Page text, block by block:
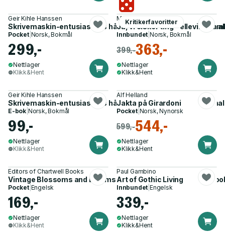
Geir Kihle Hanssen
Skrivemaskin-entusiastens håndbok - en introduksjon til
Pocket| Norsk, Bokmål
299,-
Nettlager
Klikk&Hent
Kritikerfavoritter
Miriam Høvik
Ja, vi elsker ting - elleville
Innbundet |Norsk, Bokmål
399,-363,-
Nettlager
Klikk&Hent
Geir Kihle Hanssen
Skrivemaskin-entusiastens håndbok - en introduksjon til
E-bok Norsk, Bokmål
99,-
Nettlager
Klikk&Hent
Alf Helland
Jakta på Girardoni
Pocket| Norsk, Nynorsk
599,-544,-
Nettlager
Klikk&Hent
Editors of Chartwell Books
Vintage Blossoms and Blooms Sticker, Color and Activity
Pocket| Engelsk
169,-
Nettlager
Klikk&Hent
Paul Gambino
Art of Gothic Living
Innbundet |Engelsk
339,-
Nettlager
Klikk&Hent